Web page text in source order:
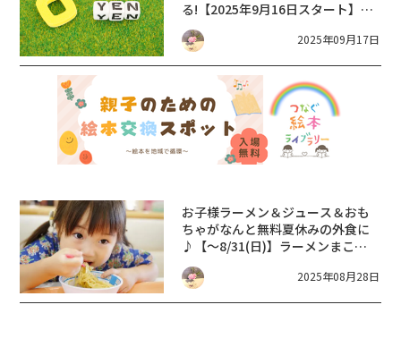
る!【2025年9月16日スタート】天
下一品のお子様応援メニュー
【KOTTERIキッズ アプリ 無料ク
2025年09月17日
お子様ラーメン＆ジュース＆おも
ちゃがなんと無料夏休みの外食に
♪【～8/31(日)】ラーメンまこと
屋【外食 キャンペーン】
2025年08月28日